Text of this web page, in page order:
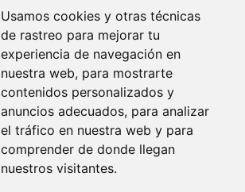
Usamos cookies y otras técnicas
de rastreo para mejorar tu
experiencia de navegación en
nuestra web, para mostrarte
contenidos personalizados y
anuncios adecuados, para analizar
el tráfico en nuestra web y para
comprender de donde llegan
nuestros visitantes.